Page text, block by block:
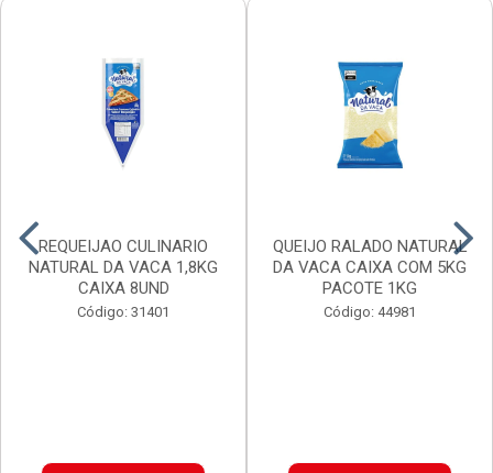
REQUEIJAO CULINARIO
NATURAL DA VACA 1,8KG
CAIXA 8UND
Código: 31401
QUEIJO RALADO NATURAL
DA VACA CAIXA COM 5KG
PACOTE 1KG
Código: 44981